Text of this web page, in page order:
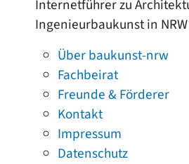
Internetführer zu
Ingenieurbaukunst in NRW
Über baukunst-nrw
Fachbeirat
Freunde & Förderer
Kontakt
Impressum
Datenschutz